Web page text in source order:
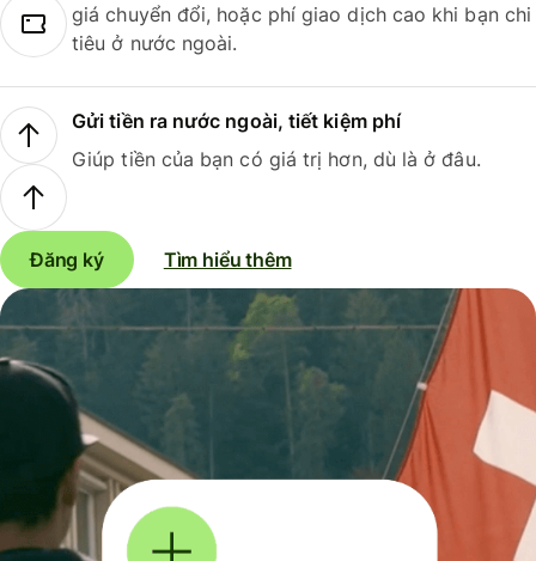
giá chuyển đổi, hoặc phí giao dịch cao khi bạn chi
tiêu ở nước ngoài.
Gửi tiền ra nước ngoài, tiết kiệm phí
Giúp tiền của bạn có giá trị hơn, dù là ở đâu.
Đăng ký Tìm hiểu thêm